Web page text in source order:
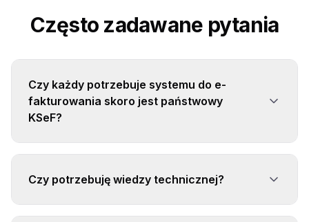
Często zadawane pytania
Czy każdy potrzebuje systemu do e-
fakturowania skoro jest państwowy
KSeF?
Czy potrzebuję wiedzy technicznej?